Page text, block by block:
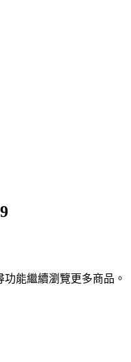
能繼續瀏覽更多商品。